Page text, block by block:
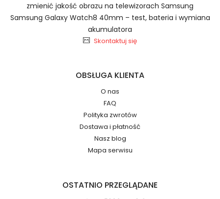
Dzięki ochronie kupujących w
zakupiony przedmiot do Ciebie nie
dotrze lub będzie się znacznie różnić
Jak przedłużyć żywotność Baterie do Laptopów
zmienić jakość obrazu na telewizorach Samsung
Samsung Galaxy Watch8 40mm – test, bateria i wymiana
akumulatora
Skontaktuj się
OBSŁUGA KLIENTA
O nas
FAQ
Polityka zwrotów
Dostawa i płatność
Nasz blog
Mapa serwisu
OSTATNIO PRZEGLĄDANE